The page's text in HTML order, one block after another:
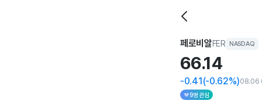
페로비알FER NASDAQ
66.14
-0.41(-0.62%)08.06
9명 관심